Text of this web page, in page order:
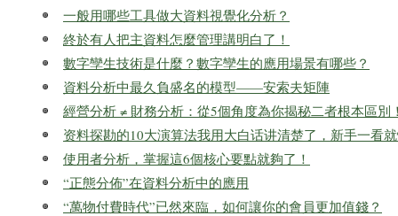
一般用哪些工具做大資料視覺化分析？
終於有人把主資料怎麼管理講明白了！
數字孿生技術是什麼？數字孿生的應用場景有哪些？
資料分析中最久負盛名的模型——安索夫矩陣
經營分析 ≠ 財務分析：從5個角度為你揭秘二者根本區別
资料探勘的10大演算法我用大白话讲清楚了，新手一看
使用者分析，掌握這6個核心要點就夠了！
“正態分佈”在資料分析中的應用
“萬物付費時代”已然來臨，如何讓你的會員更加值錢？